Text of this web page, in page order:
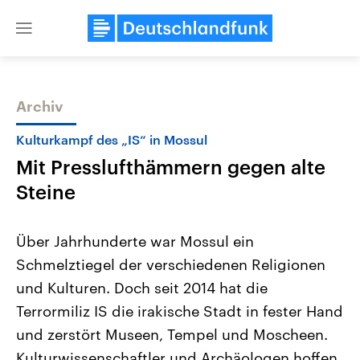
Close
Themen
Landtagswahl Sachsen-Anhalt
2026
Alle Informationen
Sachsen-Anhalt wählt am 6.
September 2026 einen neuen
Landtag. Seit 2021 wird das
Bundesland von einer Koalition aus
USA
Aktuelle Beiträge,
Hintergründe
Wirtschaftlich und
gehören die Vereinigten
den mächtigsten Ländern
mit großem Einfluss auf
Archiv
Kulturkampf des „IS“ in Mossul
Mit Presslufthämmern gegen alte
Steine
Über Jahrhunderte war Mossul ein
Schmelztiegel der verschiedenen Religionen
und Kulturen. Doch seit 2014 hat die
Terrormiliz IS die irakische Stadt in fester Hand
und zerstört Museen, Tempel und Moscheen.